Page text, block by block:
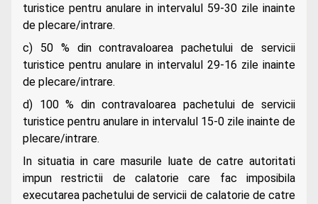
turistice pentru anulare in intervalul 59-30 zile inainte
de plecare/intrare.
c) 50 % din contravaloarea pachetului de servicii
turistice pentru anulare in intervalul 29-16 zile inainte
de plecare/intrare.
d) 100 % din contravaloarea pachetului de servicii
turistice pentru anulare in intervalul 15-0 zile inainte de
plecare/intrare.
In situatia in care masurile luate de catre autoritati
impun restrictii de calatorie care fac imposibila
executarea pachetului de servicii de calatorie de catre